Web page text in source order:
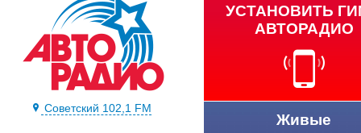
Советский 102,1 FM
УСТАНОВИТЬ
АВТОРАДИО
Живые